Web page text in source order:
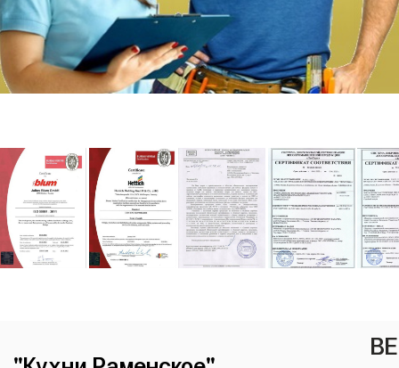
"Кухни Раменское"